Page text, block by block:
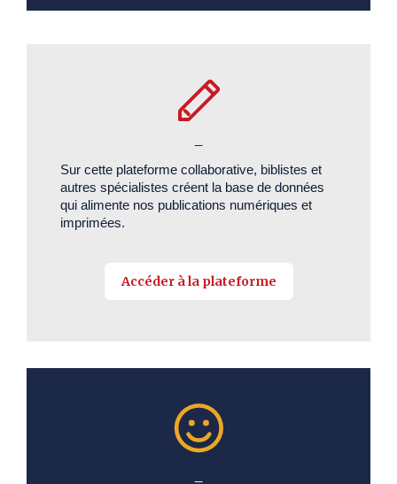
Sur cette plateforme collaborative, biblistes et
autres spécialistes créent la base de données
qui alimente nos publications numériques et
imprimées.
Accéder à la plateforme